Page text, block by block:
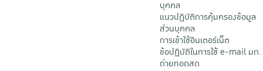
บุคคล
แนวปฏิบัติการคุ้มครองข้อมูล
ส่วนบุคคล
การเข้าใช้อินเตอร์เน็ต
ข้อปฏิบัติในการใช้ e-mail มก.
ถ่ายทอดสด